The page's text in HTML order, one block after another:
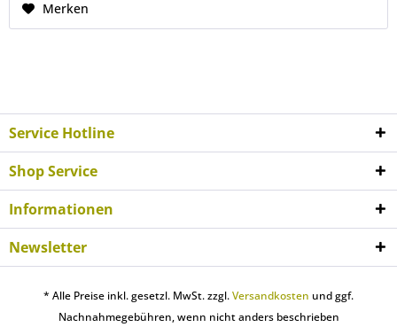
Merken
Service Hotline
Shop Service
Informationen
Newsletter
* Alle Preise inkl. gesetzl. MwSt. zzgl.Versandkosten und ggf.
Nachnahmegebühren, wenn nicht anders beschrieben